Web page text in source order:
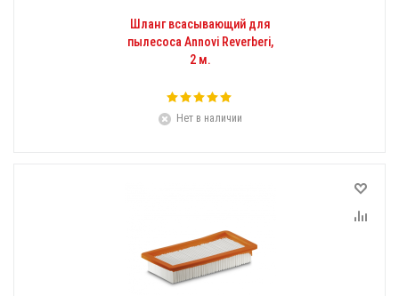
Шланг всасывающий для
пылесоса Annovi Reverberi,
2 м.
Нет в наличии